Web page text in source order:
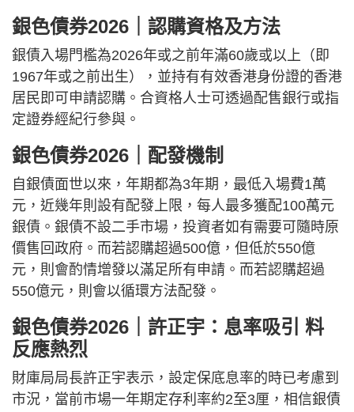
銀色債券2026｜認購資格及方法
銀債入場門檻為2026年或之前年滿60歲或以上（即
1967年或之前出生），並持有有效香港身份證的香港
居民即可申請認購。合資格人士可透過配售銀行或指
定證券經紀行參與。
銀色債券2026｜配發機制
自銀債面世以來，年期都為3年期，最低入場費1萬
元，近幾年則設有配發上限，每人最多獲配100萬元
銀債。銀債不設二手市場，投資者如有需要可隨時原
價售回政府。而若認購超過500億，但低於550億
元，則會酌情增發以滿足所有申請。而若認購超過
550億元，則會以循環方法配發。
銀色債券2026｜許正宇：息率吸引 料
反應熱烈
財庫局局長許正宇表示，設定保底息率的時已考慮到
市況，當前市場一年期定存利率約2至3厘，相信銀債